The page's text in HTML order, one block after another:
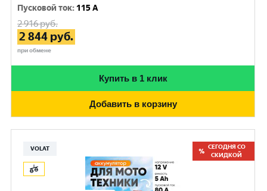
Пусковой ток: 115 A
2 916руб.
2 844 руб.
при обмене
Купить в 1 клик
Добавить в корзину
VOLAT
СЕГОДНЯ СО
СКИДКОЙ